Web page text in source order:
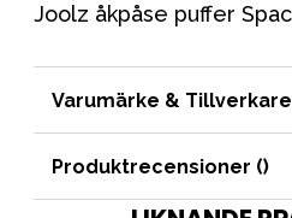
Joolz åkpåse puffer
Varumärke & Tillverkare
Produktrecensioner ()